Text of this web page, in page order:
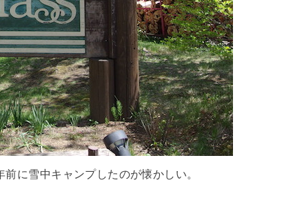
に雪中キャンプしたのが懐かしい。